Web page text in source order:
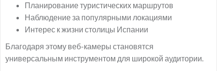
Планирование туристических маршрутов
Наблюдение за популярными локациями
Интерес к жизни столицы Испании
Благодаря этому веб-камеры становятся
универсальным инструментом для широкой аудитории.